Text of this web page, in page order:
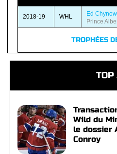
2018-19 WHL
Ed
Prince
TROPHÉES
TOP
Wild du
le dossier
Conroy